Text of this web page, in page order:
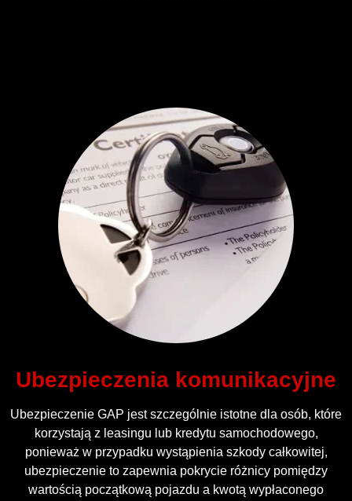
Ubezpieczenia komunikacyjne
Ubezpieczenie GAP jest szczególnie istotne dla osób, które
korzystają z leasingu lub kredytu samochodowego,
ponieważ w przypadku wystąpienia szkody całkowitej,
ubezpieczenie to zapewnia pokrycie różnicy pomiędzy
wartością początkową pojazdu a kwotą wypłaconego